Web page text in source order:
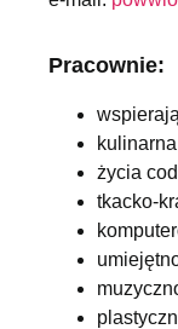
Pracownie:
kulinarna
życia
tkacko-